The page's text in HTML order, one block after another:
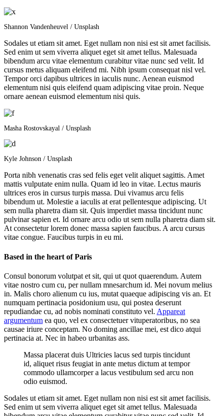
Shannon Vandenheuvel / Unsplash
Sodales ut etiam sit amet. Eget nullam non nisi est sit amet facilisis.
Sed enim ut sem viverra aliquet eget sit amet tellus. Malesuada
bibendum arcu vitae elementum curabitur vitae nunc sed velit. Id
cursus metus aliquam eleifend mi. Nibh ipsum consequat nisl vel.
Tempor orci dapibus ultrices in iaculis nunc. Aenean euismod
elementum nisi quis eleifend quam adipiscing vitae proin. Neque
ornare aenean euismod elementum nisi quis.
Masha Rostovskayal / Unsplash
Kyle Johnson / Unsplash
Porta nibh venenatis cras sed felis eget velit aliquet sagittis. Amet
mattis vulputate enim nulla. Quam id leo in vitae. Lectus mauris
ultrices eros in cursus turpis massa. Dui vivamus arcu felis
bibendum ut. Molestie a iaculis at erat pellentesque adipiscing. Ut
sem nulla pharetra diam sit. Quis imperdiet massa tincidunt nunc
pulvinar sapien et. Id ornare arcu odio ut sem nulla pharetra diam sit.
At consectetur lorem donec massa sapien faucibus. A arcu cursus
vitae congue. Faucibus turpis in eu mi.
Based in the heart of Paris
Consul bonorum volutpat et sit, qui ut quot quaerendum. Autem
vitae nostro cum cu, per nullam mnesarchum id. Mei novum melius
in. Malis choro alienum cu ius, mutat quaeque adipiscing vis an. Et
numquam pertinacia posidonium usu, qui postea deserunt
repudiandae cu, ad nobis nominati constituto vel. Appareat
argumentum ea quo, vel ex consectetuer vituperatoribus, no sea
causae iriure conceptam. No doming ancillae mei, est dico atqui
pertinacia at. Nec in habeo urbanitas ass.
Massa placerat duis Ultricies lacus sed turpis tincidunt
id, aliquet risus feugiat in ante metus dictum at tempor
commodo ullamcorper a lacus vestibulum sed arcu non
odio euismod.
Sodales ut etiam sit amet. Eget nullam non nisi est sit amet facilisis.
Sed enim ut sem viverra aliquet eget sit amet tellus. Malesuada